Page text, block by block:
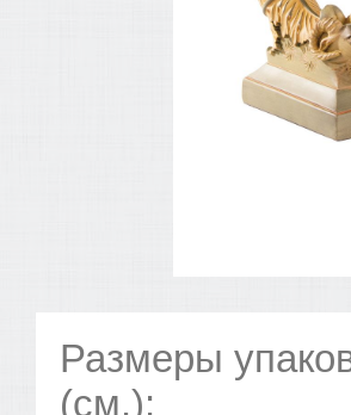
Размеры
(см.):